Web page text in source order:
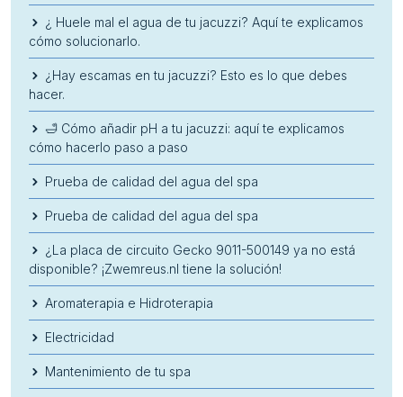
¿ Huele mal el agua de tu jacuzzi? Aquí te explicamos
cómo solucionarlo.
¿Hay escamas en tu jacuzzi? Esto es lo que debes
hacer.
🛁 Cómo añadir pH a tu jacuzzi: aquí te explicamos
cómo hacerlo paso a paso
Prueba de calidad del agua del spa
Prueba de calidad del agua del spa
¿La placa de circuito Gecko 9011-500149 ya no está
disponible? ¡Zwemreus.nl tiene la solución!
Aromaterapia e Hidroterapia
Electricidad
Mantenimiento de tu spa